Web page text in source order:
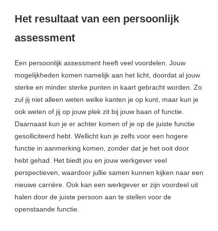
Het resultaat van een persoonlijk
assessment
Een persoonlijk assessment heeft veel voordelen. Jouw
mogelijkheden komen namelijk aan het licht, doordat al jouw
sterke en minder sterke punten in kaart gebracht worden. Zo
zul jij niet alleen weten welke kanten je op kunt, maar kun je
ook weten of jij op jouw plek zit bij jouw baan of functie.
Daarnaast kun je er achter komen of je op de juiste functie
gesolliciteerd hebt. Wellicht kun je zelfs voor een hogere
functie in aanmerking komen, zonder dat je het ooit door
hebt gehad. Het biedt jou en jouw werkgever veel
perspectieven, waardoor jullie samen kunnen kijken naar een
nieuwe carrière. Ook kan een werkgever er zijn voordeel uit
halen door de juiste persoon aan te stellen voor de
openstaande functie.